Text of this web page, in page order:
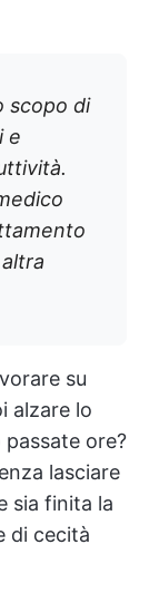
scopo di
e
su
alzare lo
ore?
lasciare
sia finita la
di cecità